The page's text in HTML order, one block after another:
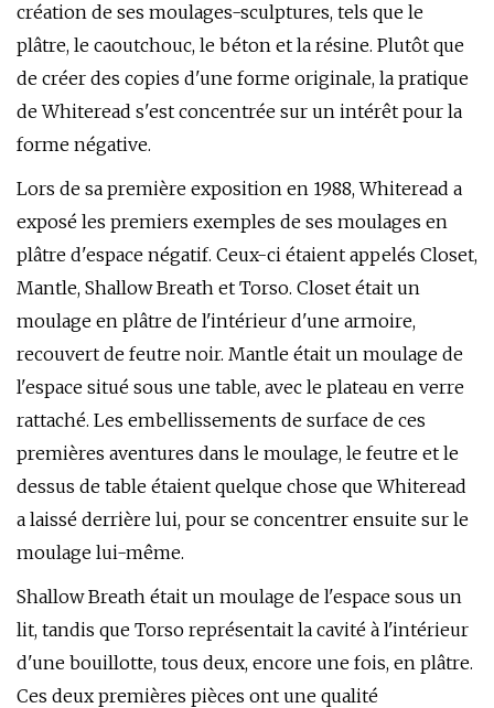
création de ses moulages-sculptures, tels que le
plâtre, le caoutchouc, le béton et la résine. Plutôt que
de créer des copies d'une forme originale, la pratique
de Whiteread s'est concentrée sur un intérêt pour la
forme négative.
Lors de sa première exposition en 1988, Whiteread a
exposé les premiers exemples de ses moulages en
plâtre d'espace négatif. Ceux-ci étaient appelés Closet,
Mantle, Shallow Breath et Torso. Closet était un
moulage en plâtre de l'intérieur d'une armoire,
recouvert de feutre noir. Mantle était un moulage de
l'espace situé sous une table, avec le plateau en verre
rattaché. Les embellissements de surface de ces
premières aventures dans le moulage, le feutre et le
dessus de table étaient quelque chose que Whiteread
a laissé derrière lui, pour se concentrer ensuite sur le
moulage lui-même.
Shallow Breath était un moulage de l'espace sous un
lit, tandis que Torso représentait la cavité à l'intérieur
d'une bouillotte, tous deux, encore une fois, en plâtre.
Ces deux premières pièces ont une qualité